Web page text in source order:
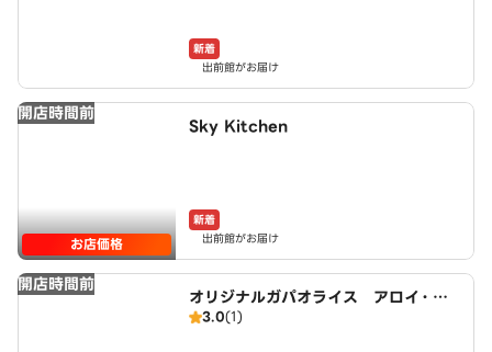
新着
出前館がお届け
開店時間前
お店価格
Sky Kitchen
新着
出前館がお届け
開店時間前
オリジナルガパオライス アロイ・ガ
パオ 伏見向島店
3.0(1)